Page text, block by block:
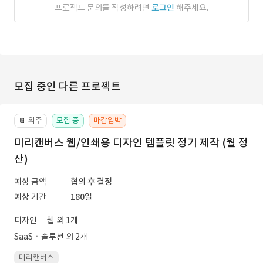
프로젝트 문의를 작성하려면 로그인 해주세요.
모집 중인 다른 프로젝트
📔 외주 모집 중 마감임박
미리캔버스 웹/인쇄용 디자인 템플릿 정기 제작 (월 정
산)
예상 금액
협의 후 결정
예상 기간
180일
디자인
웹 외 1개
SaaSㆍ솔루션 외 2개
미리캔버스